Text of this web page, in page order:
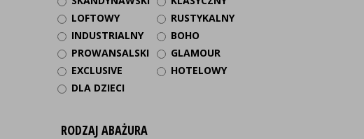
LOFTOWY
RUSTYKALNY
INDUSTRIALNY
BOHO
PROWANSALSKI
GLAMOUR
EXCLUSIVE
HOTELOWY
DLA DZIECI
RODZAJ ABAŻURA